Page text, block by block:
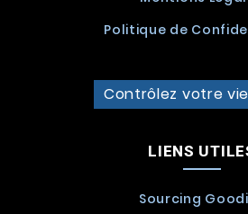
Politique de
Contrôlez votre
LIENS
Sourcing